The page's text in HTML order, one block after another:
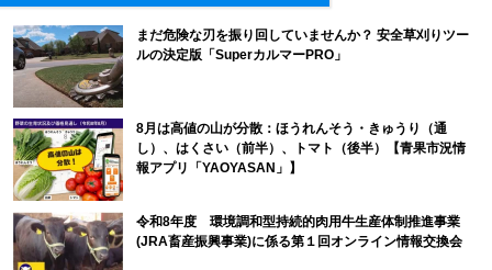
まだ危険な刃を振り回していませんか？ 安全草刈りツー
ルの決定版「SuperカルマーPRO」
8月は高値の山が分散：ほうれんそう・きゅうり（通
し）、はくさい（前半）、トマト（後半）【青果市況情
報アプリ「YAOYASAN」】
令和8年度 環境調和型持続的肉用牛生産体制推進事業
(JRA畜産振興事業)に係る第１回オンライン情報交換会